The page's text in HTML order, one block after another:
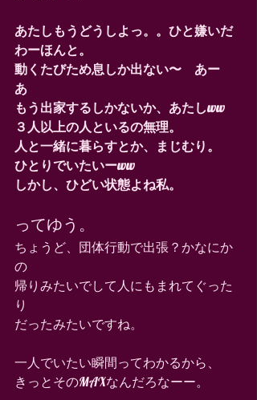
あたしもうどうしよっ。。ひと嫌いだ
わーほんと。
動くたびため息しか出ない〜　あー
あ
もう出家するしかないか、あたしww
３人以上の人といるの無理。
人と一緒に暮らすとか、まじむり。
ひとりでいたいーww
しかし、ひどい状態よね私。
ってゆう。
ちょうど、団体行動で出張？かなにか
の
帰りみたいでして人にもまれてぐった
り
だったみたいですね。
一人でいたい瞬間ってわかるから、
きっとそのMAXなんだろなーー。